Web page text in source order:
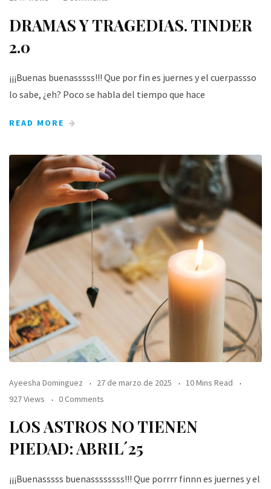
DRAMAS Y TRAGEDIAS. TINDER
2.0
¡¡¡Buenas buenasssss!!! Que por fin es juernes y el cuerpassso
lo sabe, ¿eh? Poco se habla del tiempo que hace
READ MORE
Ayeesha Dominguez 27 de marzo de 2025
10 Mins Read
927 Views
0 Comments
LOS ASTROS NO TIENEN
PIEDAD: ABRIL´25
¡¡¡Buenasssss buenassssssss!!! Que porrrr finnn es juernes y el